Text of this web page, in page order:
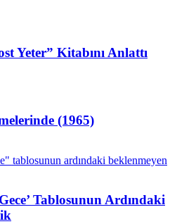
Yeter” Kitabını Anlattı
(1965)
Tablosunun Ardındaki